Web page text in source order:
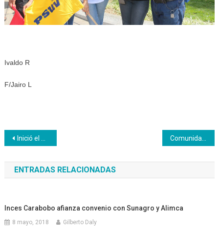
Ivaldo R
F/Jairo L
Navegación
de
entradas
Inició el Plan 500: Certifica Tú Saber en el Zulia Comunidades de aprendizaje se realizan en Inces Aragua
ENTRADAS RELACIONADAS
Inces Carabobo afianza convenio con Sunagro y Alimca
8 mayo, 2018 Gilberto Daly